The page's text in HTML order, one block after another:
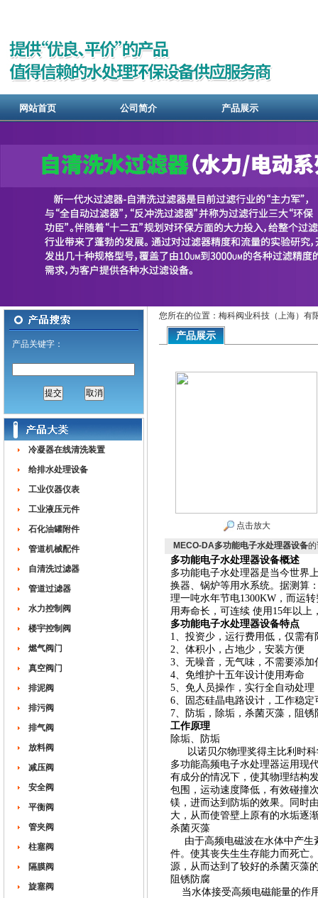
网站首页 公司简介 产品展示
产品关键字：
冷凝器在线清洗装置
给排水处理设备
工业仪器仪表
工业液压元件
石化油罐附件
管道机械配件
自清洗过滤器
管道过滤器
水力控制阀
楼宇控制阀
燃气阀门
真空阀门
排泥阀
排污阀
排气阀
放料阀
减压阀
安全阀
平衡阀
管夹阀
柱塞阀
隔膜阀
旋塞阀
您所在的位置：梅科阀业科技（上海）有
产品展示
点击放大
MECO-DA多功能电子水处理器设备
多功能电子水处理器设备概述
多功能电子水处理器是当今世界
换器、锅炉等用水系统。据测算
理一吨水年节电1300KW，而运
用寿命长，可连续 使用15年以上
多功能电子水处理器设备特点
1、投资少，运行费用低，仅需
2、体积小，占地少，安装方便
3、无噪音，无气味，不需要添
4、免维护十五年设计使用寿命
5、免人员操作，实行全自动处
6、固态硅晶电路设计，工作稳
7、防垢，除垢，杀菌灭藻，阻锈
工作原理
除垢、防垢
以诺贝尔物理奖得主比利时科
多功能高频电子水处理器运用现
有成分的情况下，使其物理结构
包围，运动速度降低，有效碰撞
镁，进而达到防垢的效果。同时
大，从而使管壁上原有的水垢逐
杀菌灭藻
由于高频电磁波在水体中产生
件。使其丧失生生存能力而死亡
源，从而达到了较好的杀菌灭藻
阻锈防腐
当水体接受高频电磁能量的作